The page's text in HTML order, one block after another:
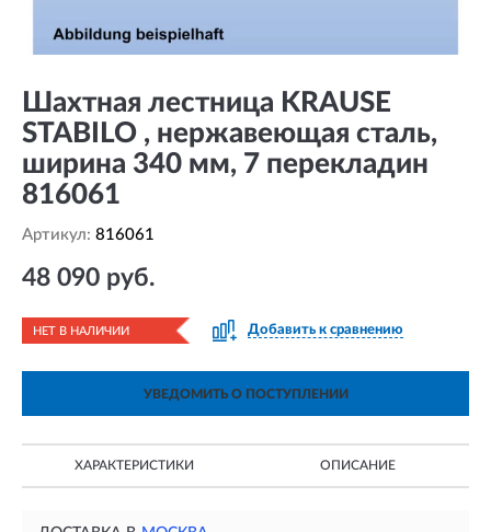
Шахтная лестница KRAUSE
STABILO , нержавеющая сталь,
ширина 340 мм, 7 перекладин
816061
Артикул: 816061
48 090 руб.
НЕТ В НАЛИЧИИ Добавить к сравнению
УВЕДОМИТЬ О ПОСТУПЛЕНИИ
ХАРАКТЕРИСТИКИ ОПИСАНИЕ